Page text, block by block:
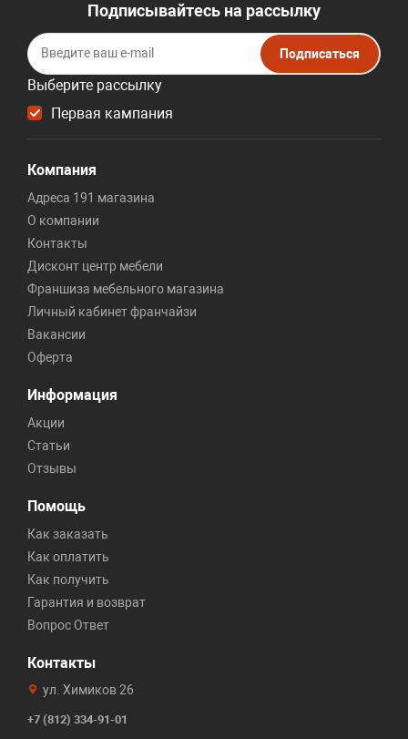
Подписывайтесь на рассылку
Выберите рассылку
Первая кампания
Подписаться
Компания
Адреса 191 магазина
О компании
Контакты
Дисконт центр мебели
Франшиза мебельного магазина
Личный кабинет франчайзи
Вакансии
Оферта
Информация
Акции
Статьи
Отзывы
Помощь
Как заказать
Как оплатить
Как получить
Гарантия и возврат
Вопрос Ответ
Контакты
ул. Химиков 26
+7 (812) 334-91-01